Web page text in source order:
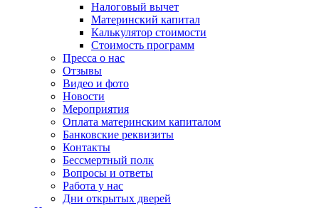
Налоговый вычет
Материнский капитал
Калькулятор стоимости
Стоимость программ
Пресса о нас
Отзывы
Видео и фото
Новости
Мероприятия
Оплата материнским капиталом
Банковские реквизиты
Контакты
Бессмертный полк
Вопросы и ответы
Работа у нас
Дни открытых дверей